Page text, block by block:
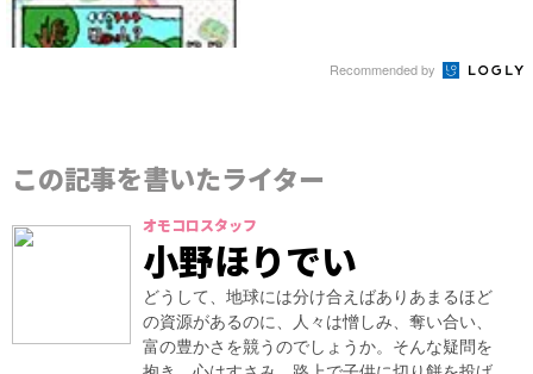
Recommended by
この記事を書いたライター
オモコロスタッフ
小野ほりでい
どうして、地球には分け合えばありあまるほど
の資源があるのに、人々は憎しみ、奪い合い、
富の豊かさを競うのでしょうか。そんな疑問を